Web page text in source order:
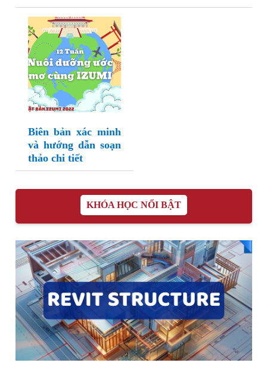
Biên bản xác minh
và hướng dẫn soạn
thảo chi tiết
KHÓA HỌC NỔI BẬT